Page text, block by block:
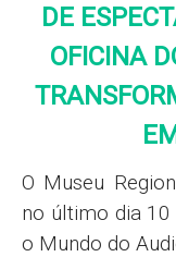
DE
OFICINA
O Museu
no último dia 10
o Mundo do